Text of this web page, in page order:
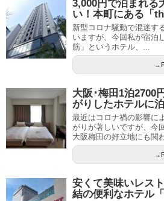
3,000円で泊まれる
い！本町にある「
新型コロナ騒動で混迷す
いますが、今回私が宿泊
筋」というホテル、...
大阪･梅田1泊2700
がりしたホテルに
最近はコロナ禍の影響に
がりが著しいですが、今
大阪梅田の好立地にも関
安くて美味いレス
結の便利なホテル